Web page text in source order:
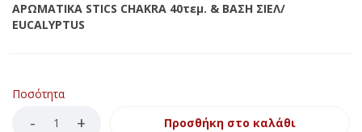
ΑΡΩΜΑΤΙΚΑ STICS CHAKRA 40τεμ. & ΒΑΣΗ ΣΙΕΛ/
EUCALYPTUS
Ποσότητα
Προσθήκη στο καλάθι